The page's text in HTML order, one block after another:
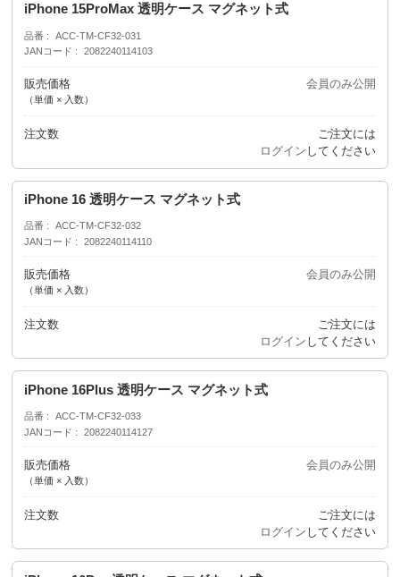
iPhone 15ProMax 透明ケース マグネット式
品番
ACC-TM-CF32-031
JANコード
2082240114103
販売価格
（単価 × 入数）
会員のみ公開
注文数
ご注文には
ログイン してください
iPhone 16 透明ケース マグネット式
品番
ACC-TM-CF32-032
JANコード
2082240114110
販売価格
（単価 × 入数）
会員のみ公開
注文数
ご注文には
ログイン してください
iPhone 16Plus 透明ケース マグネット式
品番
ACC-TM-CF32-033
JANコード
2082240114127
販売価格
（単価 × 入数）
会員のみ公開
注文数
ご注文には
ログイン してください